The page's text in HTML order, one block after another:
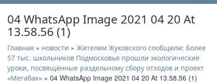
04 WhatsApp Image 2021 04 20 At
13.58.56 (1)
Главная » новости » Жителям Жуковского сообщили: Более
57 тыс. школьников Подмосковья прошли экологические
уроки, посвящённые раздельному сбору отходов и проект
«Мегабак» » 04 WhatsApp Image 2021 04 20 At 13.58.56 (1)